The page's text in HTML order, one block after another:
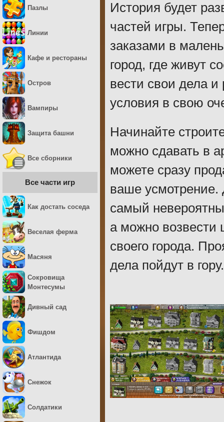
История будет
частей игры.
заказами в
город, где живут
вести свои дела
условия в свою
Начинайте
можно сдавать в
можете сразу
ваше усмотрение.
самый
а можно возвести
своего города.
дела пойдут в гору.
Пазлы
Линии
Кафе и рестораны
Остров
Вампиры
Защита башни
Все сборники
Все части игр
Как достать соседа
Веселая ферма
Масяня
Сокровища
Монтесумы
Дивный сад
Фишдом
Атлантида
Снежок
Солдатики